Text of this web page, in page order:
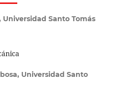
Universidad Santo Tomás
Universidad Santo